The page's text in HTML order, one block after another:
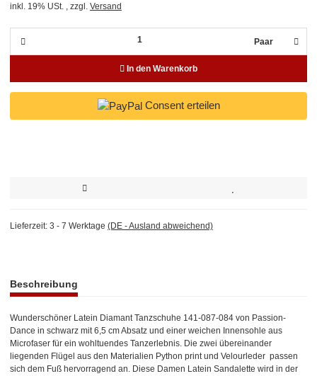
inkl. 19% USt. , zzgl. Versand
Paar
In den Warenkorb
Consent erteilen
Lieferzeit: 3 - 7 Werktage (DE - Ausland abweichend)
Beschreibung
Wunderschöner Latein Diamant Tanzschuhe 141-087-084 von Passion-
Dance in schwarz mit 6,5 cm Absatz und einer weichen Innensohle aus
Microfaser für ein wohltuendes Tanzerlebnis. Die zwei übereinander
liegenden Flügel aus den Materialien Python print und Velourleder passen
sich dem Fuß hervorragend an. Diese Damen Latein Sandalette wird in der